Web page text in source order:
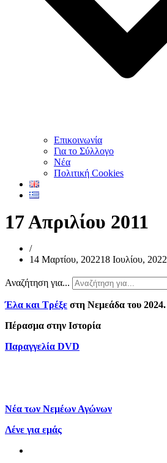
Επικοινωνία
Για το Σύλλογο
Νέα
Πολιτική Cookies
17 Απριλίου 2011
14 Μαρτίου, 202218 Ιουλίου, 2022
Αναζήτηση για...
Έλα και Τρέξε στη Νεμεάδα του 2024.
Πέρασμα στην Ιστορία
Παραγγελία DVD
Νέα των Νεμέων Αγώνων
Λένε για εμάς